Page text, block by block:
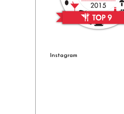
Instagram